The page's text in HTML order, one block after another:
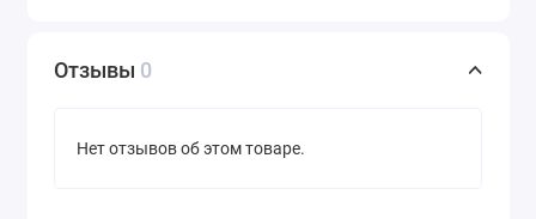
Отзывы 0
Нет отзывов об этом товаре.